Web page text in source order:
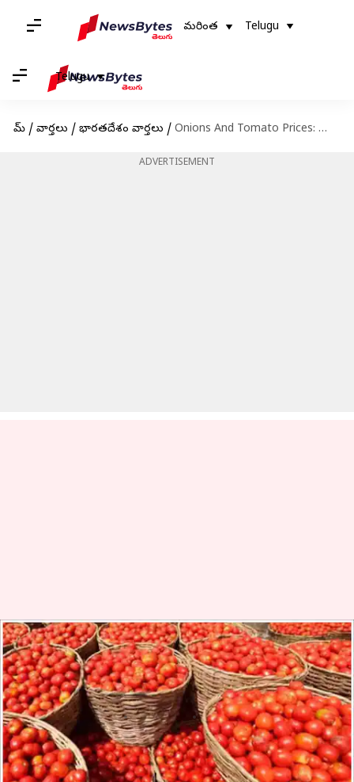
మరింత Telugu
Telugu
హోమ్ / వార్తలు / భారతదేశం వార్తలు / Onions And Tomato Prices: ఆంధ్రప్రదేశ్ లో సబ్సిడీ ధరలకే టమాటా, ఉల్లిపాయలు
ADVERTISEMENT
Onions And Tomato Prices:
ఆంధ్రప్రదేశ్ లో సబ్సిడీ ధరలకే
టమాటా, ఉల్లిపాయలు
వ్రాసిన వారు Sirish Praharaju Oct 08, 2024 09:07 am
ఈ వార్తాకథనం ఏంటి